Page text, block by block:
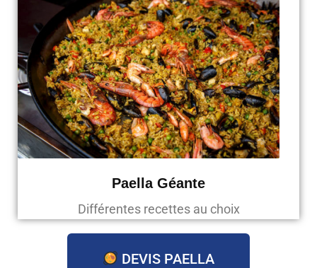
Paella Géante
Différentes recettes au choix
DEVIS PAELLA